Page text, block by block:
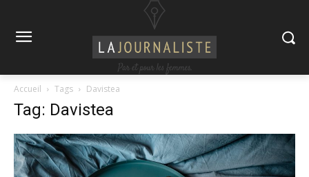
Accueil Tags Davistea
Tag: Davistea